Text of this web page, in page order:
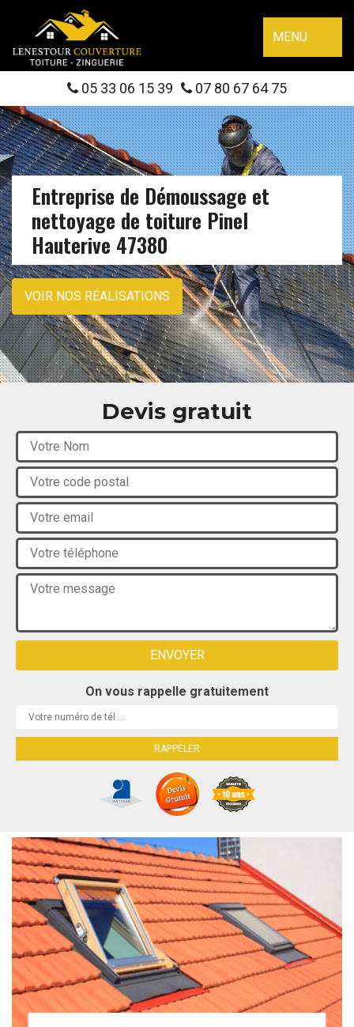
MENU
05 33 06 15 39 07 80 67 64 75
Entreprise de Démoussage et
nettoyage de toiture Pinel
Hauterive 47380
VOIR NOS RÉALISATIONS
Devis gratuit
On vous rappelle gratuitement